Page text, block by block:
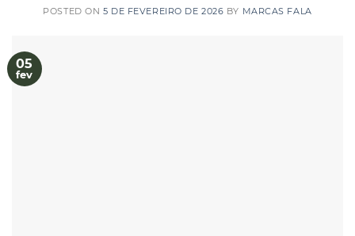
POSTED ON 5 DE FEVEREIRO DE 2026 BY MARCAS FALA
05
fev